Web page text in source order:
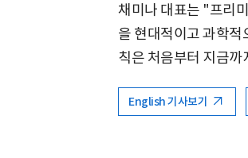
채미나 대표는 "프리
을 현대적이고 과학
칙은 처음부터 지금
English 기사보기